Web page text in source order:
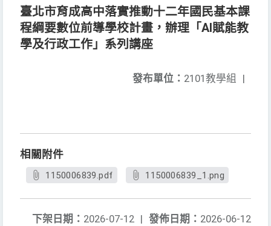
臺北市育成高中落實推動十二年國民基本課
程綱要數位前導學校計畫，辦理「AI賦能教
學及行政工作」系列講座
發布單位： 2101教學組 |
相關附件
1150006839.pdf 1150006839_1.png
發佈日期： 2026-06-12
下架日期： 2026-07-12 |